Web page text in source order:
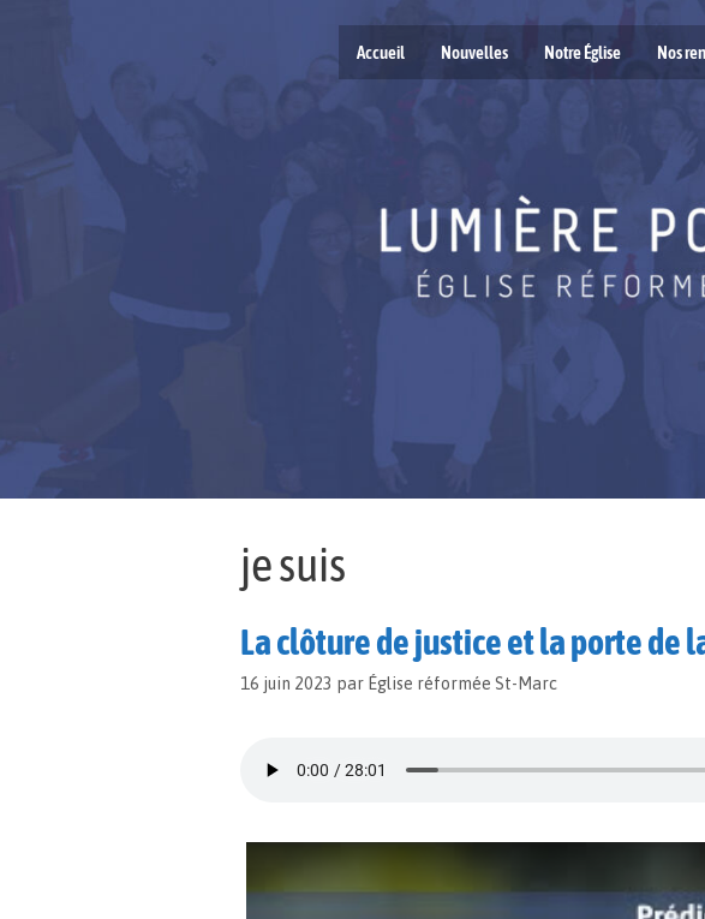
Accueil Nouvelles Notre Église Nos
je suis
La clôture de justice et la porte de
16 juin 2023 par Église réformée St-Marc